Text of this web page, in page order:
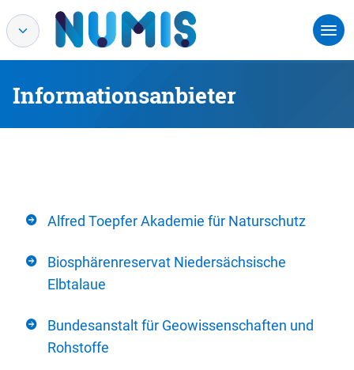
Informationsanbieter
Alfred Toepfer Akademie für Naturschutz
Biosphärenreservat Niedersächsische
Elbtalaue
Bundesanstalt für Geowissenschaften und
Rohstoffe